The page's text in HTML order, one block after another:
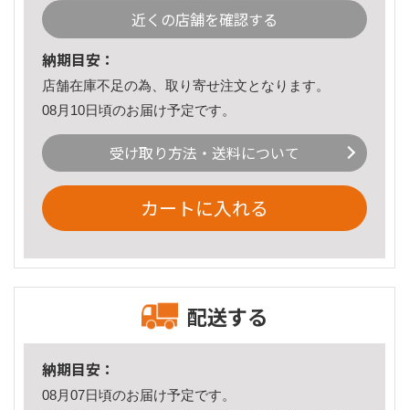
近くの店舗を確認する
納期目安：
店舗在庫不足の為、取り寄せ注文となります。
08月10日頃のお届け予定です。
受け取り方法・送料について
カートに入れる
配送する
納期目安：
08月07日頃のお届け予定です。